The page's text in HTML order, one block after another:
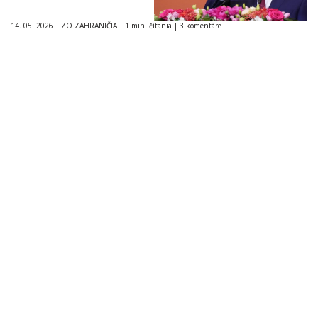
14. 05. 2026 | ZO ZAHRANIČIA | 1 min. čítania | 3 komentáre